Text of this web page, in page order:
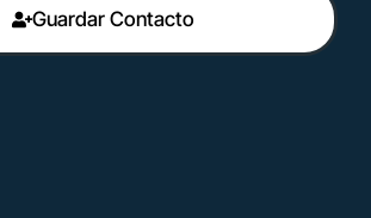
Guardar Contacto